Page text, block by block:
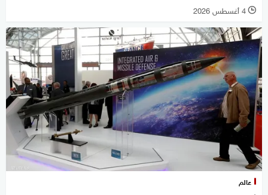
l 4 أغسطس 2026
عالم